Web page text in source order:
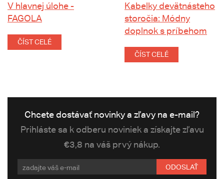
V hlavnej úlohe -
FAGOLA
ČÍST CELÉ
Kabelky devätnásteho
storočia: Módny
doplnok s príbehom
ČÍST CELÉ
Chcete dostávať novinky a zľavy na e-mail?
Prihláste sa k odberu noviniek a získajte zľavu
€3,8 na váš prvý nákup.
ODOSLAŤ